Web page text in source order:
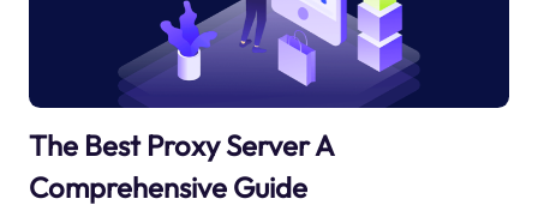
The Best Proxy Server A
Comprehensive Guide